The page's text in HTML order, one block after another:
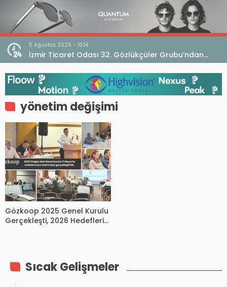
5 Ağustos 2026 - 10:14
İzmir Ticaret Odası 32. Gözlükçüler Grubu’ndan
TEBD II DigitaliSME Dijital Dönüşüm Projesi açıklaması
yönetim değişimi
Gözkoop 2025 Genel Kurulu
Gerçekleşti, 2026 Hedefleri
Sıcak Gelişmeler